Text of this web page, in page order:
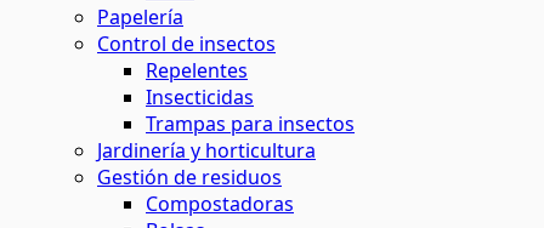
Papelería
Control de insectos
Repelentes
Insecticidas
Trampas para insectos
Jardinería y horticultura
Gestión de residuos
Compostadoras